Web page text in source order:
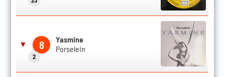
▼ 8
2
Yasmine
Porselein